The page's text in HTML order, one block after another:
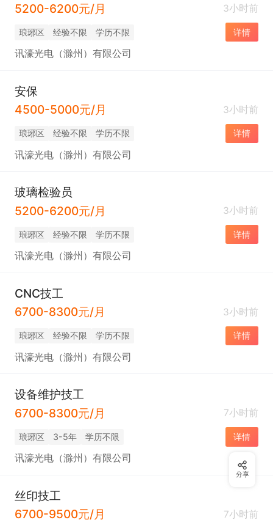
5200-6200元/月
3小时前
琅琊区 经验不限 学历不限 详情
讯濠光电（滁州）有限公司
安保
4500-5000元/月
3小时前
琅琊区 经验不限 学历不限 详情
讯濠光电（滁州）有限公司
玻璃检验员
5200-6200元/月
3小时前
琅琊区 经验不限 学历不限 详情
讯濠光电（滁州）有限公司
CNC技工
6700-8300元/月
3小时前
琅琊区 经验不限 学历不限 详情
讯濠光电（滁州）有限公司
设备维护技工
6700-8300元/月
7小时前
琅琊区 3-5年 学历不限 详情
讯濠光电（滁州）有限公司
丝印技工
6700-9500元/月
7小时前
分享